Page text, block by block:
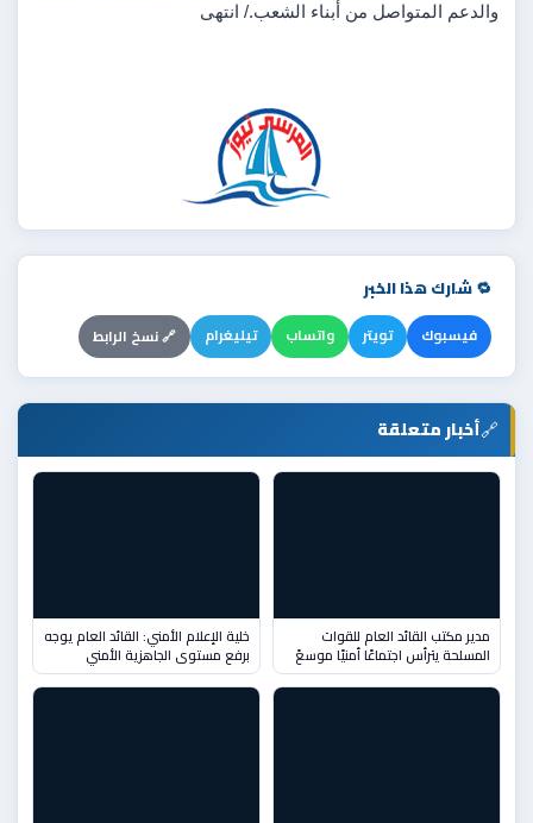
والدعم المتواصل من أبناء الشعب./ انتهى
🔁 شارك هذا الخبر
فيسبوك تويتر واتساب تيليغرام 🔗 نسخ الرابط
🔗أخبار متعلقة
مدير مكتب القائد العام للقوات
المسلحة يترأس اجتماعًا أمنيًا موسعً
خلية الإعلام الأمني: القائد العام يوجه
برفع مستوى الجاهزية الأمني